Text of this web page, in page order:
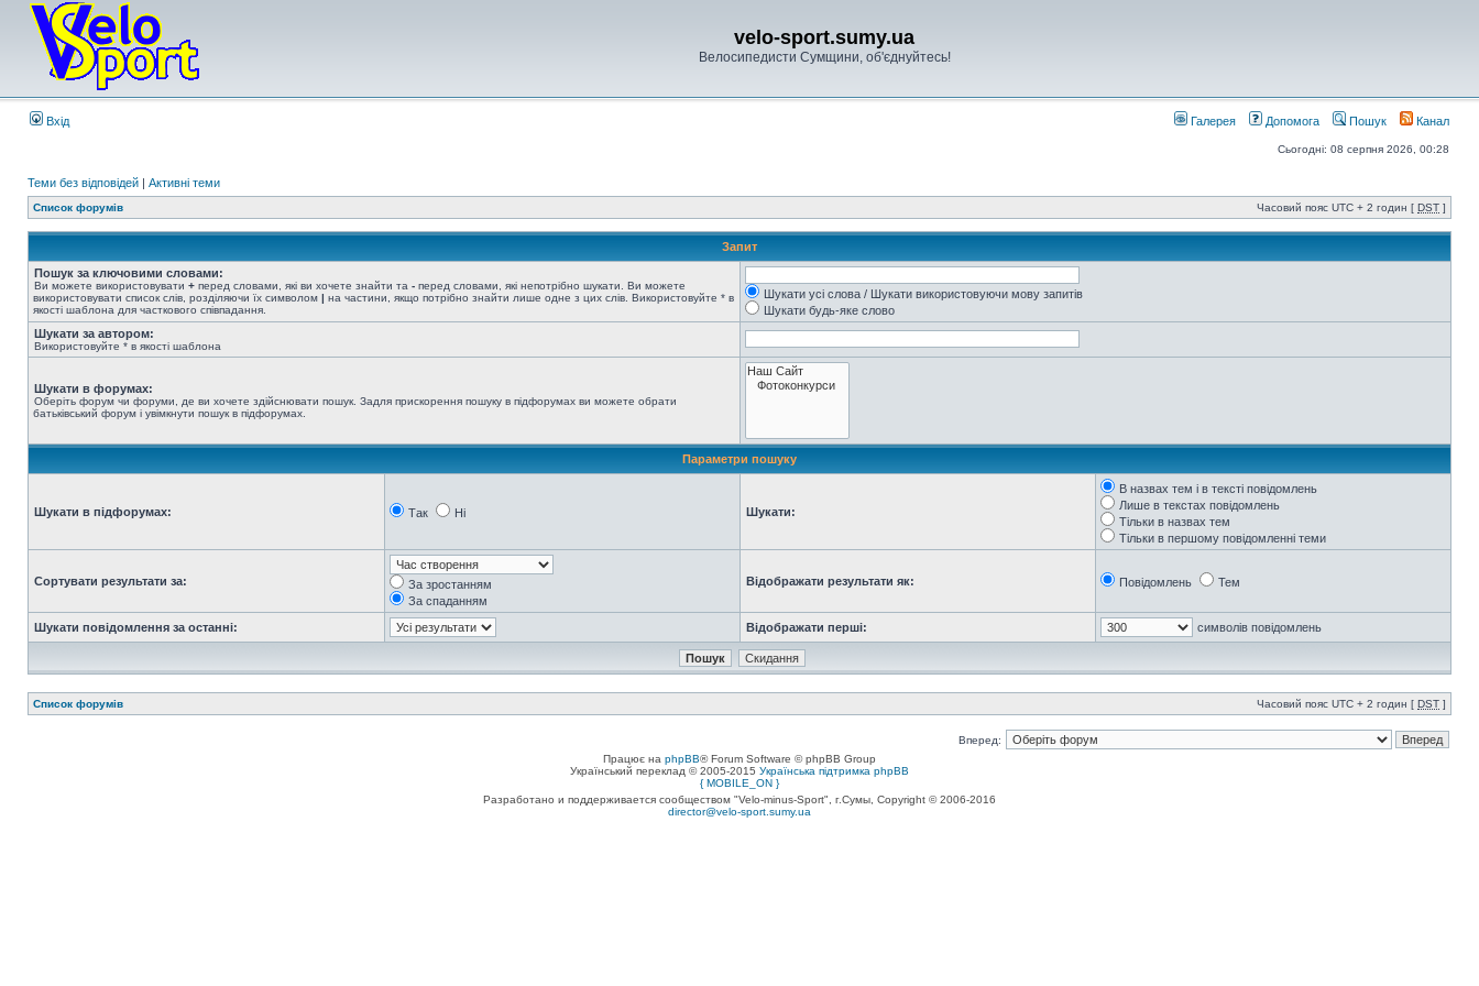
velo-sport.sumy.ua
Велосипедисти Сумщини, об'єднуйтесь!
Вхід Галерея Допомога Пошук Канал
Сьогодні: 08 серпня 2026, 00:28
Теми без відповідей | Активні теми
Список форумів Часовий пояс UTC + 2 годин [ DST ]
Запит
Пошук за ключовими словами:
Ви можете використовувати + перед словами, які ви хочете знайти та - перед словами, які непотрібно шукати. Ви можете
використовувати список слів, розділяючи їх символом | на частини, якщо потрібно знайти лише одне з цих слів. Використовуйте * в
якості шаблона для часткового співпадання.
Шукати усі слова / Шукати використовуючи мову запитів
Шукати будь-яке слово
Шукати за автором:
Використовуйте * в якості шаблона
Шукати в форумах:
Оберіть форум чи форуми, де ви хочете здійснювати пошук. Задля прискорення пошуку в підфорумах ви можете обрати
батьківський форум і увімкнути пошук в підфорумах.
Параметри пошуку
Шукати в підфорумах: Так Ні Шукати:
В назвах тем і в тексті повідомлень
Лише в текстах повідомлень
Тільки в назвах тем
Тільки в першому повідомленні теми
Сортувати результати за:
За зростанням
За спаданням
Відображати результати як: Повідомлень Тем
Шукати повідомлення за останні: Відображати перші: символів повідомлень
Список форумів Часовий пояс UTC + 2 годин [ DST ]
Вперед:
Працює на phpBB® Forum Software © phpBB Group
Український переклад © 2005-2015 Українська підтримка phpBB
{ MOBILE_ON }
Разработано и поддерживается сообществом "Velo-minus-Sport", г.Сумы, Copyright © 2006-2016
director@velo-sport.sumy.ua